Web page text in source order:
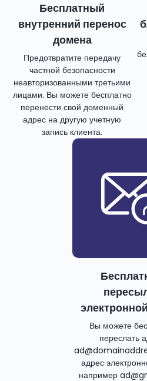
Бесплатный
внутренний перенос
домена
Предотвратите передачу
частной безопасности
неавторизованными третьими
лицами. Вы можете бесплатно
перенести свой доменный
адрес на другую учетную
запись клиента.
Вы можете
переслать
адрес
например